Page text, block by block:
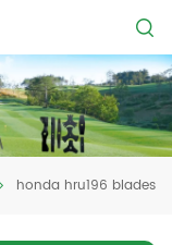
honda hru196 blades